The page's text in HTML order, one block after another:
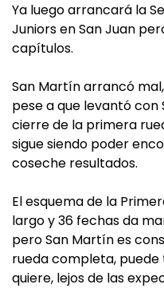
Ya luego arrancará la
Juniors en San Juan
capítulos.
San Martín arrancó
pese a que levantó
cierre de la primera
sigue siendo poder
coseche resultados.
El esquema de la
largo y 36 fechas da
pero San Martín es
rueda completa,
quiere, lejos de las